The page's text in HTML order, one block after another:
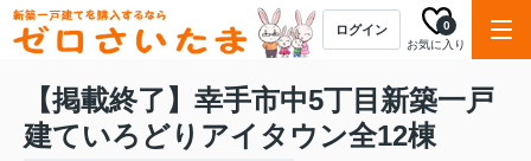
ログイン
お気に入り
0
【掲載終了】幸手市中5丁目新築一戸
建ていろどりアイタウン全12棟